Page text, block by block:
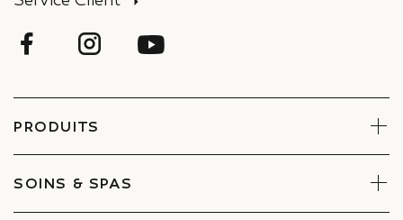
PRODUITS
Visage
Corps
Coffrets
SOINS & SPAS
Réserver un soin